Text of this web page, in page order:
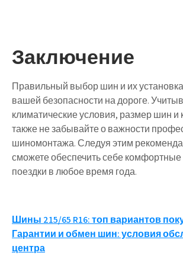
Заключение
Правильный выбор шин и их установка
вашей безопасности на дороге.
климатические условия, размер шин и
также не забывайте о важности
шиномонтажа. Следуя этим
сможете обеспечить себе
поездки в любое время года.
Навигация
по
Шины 215/65 R16: топ вариантов
Гарантии и обмен шин: условия
центра